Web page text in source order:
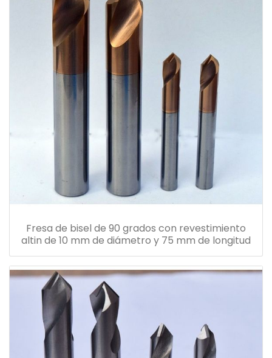
Fresa de bisel de 90 grados con revestimiento
altin de 10 mm de diámetro y 75 mm de longitud